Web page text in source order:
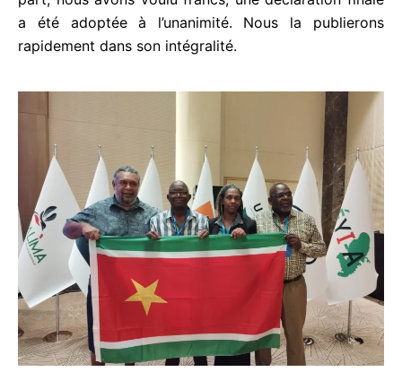
finale a été adoptée à l’unanimité. Nous la
publierons rapidement dans son intégralité.